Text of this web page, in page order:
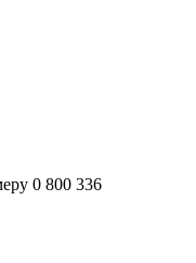
0 800 336